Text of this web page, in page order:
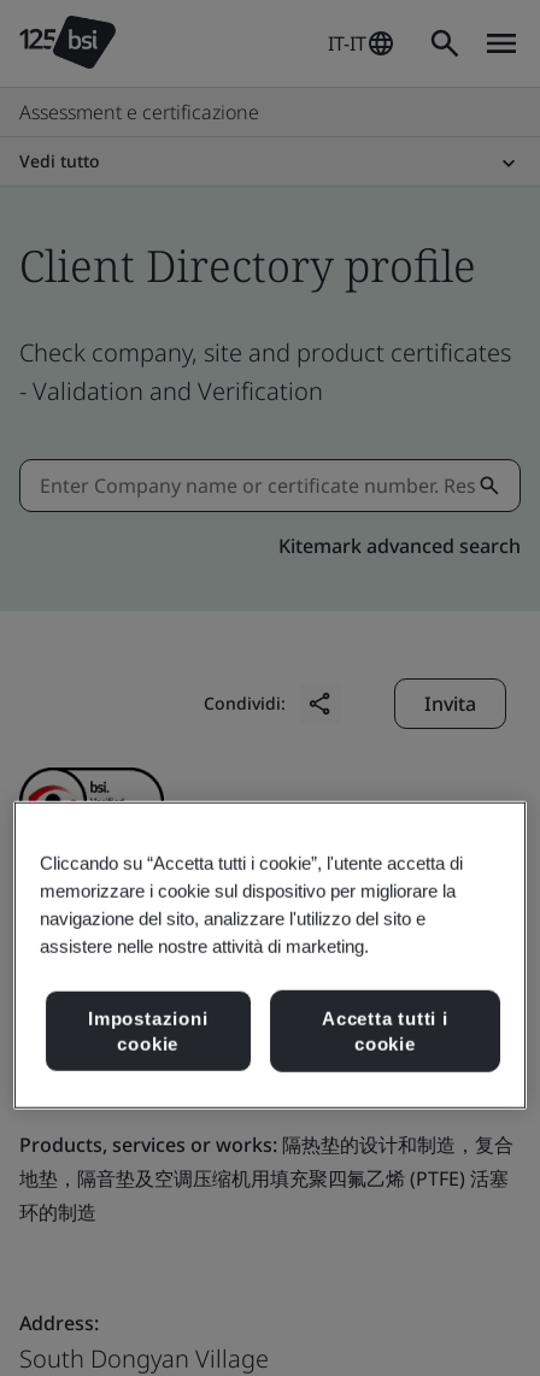
IT-IT
Assessment e certificazione
Vedi tutto
Client Directory profile
Check company, site and product certificates
- Validation and Verification
Kitemark advanced search
Condividi: Invita
Beijing Zhongyong Auto
Parts Co., Ltd.
Business scope:隔热垫的设计和制造，复合地垫，隔音垫
Products, services or works: 隔热垫的设计和制造，复合
地垫，隔音垫及空调压缩机用填充聚四氟乙烯 (PTFE) 活塞
环的制造
Address:
South Dongyan Village
Cliccando su “Accetta tutti i cookie”, l'utente accetta di
memorizzare i cookie sul dispositivo per migliorare la
navigazione del sito, analizzare l'utilizzo del sito e
assistere nelle nostre attività di marketing.
Impostazioni
cookie
Accetta tutti i
cookie